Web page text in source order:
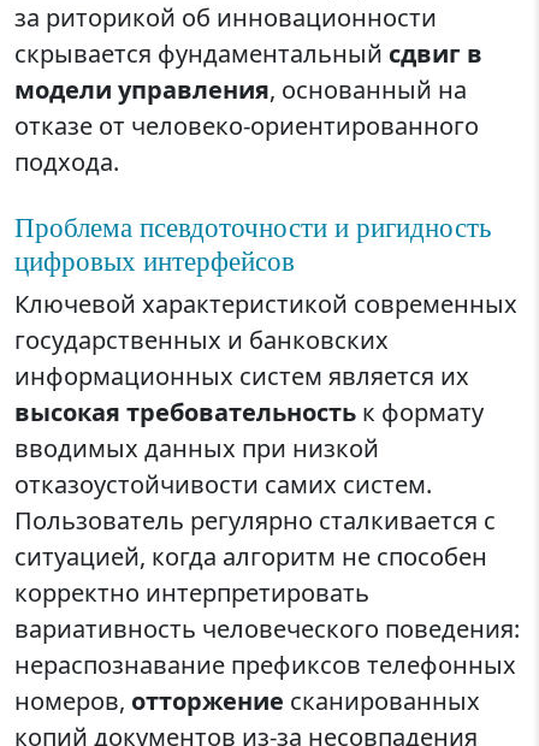
за риторикой об инновационности
скрывается фундаментальный сдвиг в
модели управления, основанный на
отказе от человеко-ориентированного
подхода.
Проблема псевдоточности и ригидность
цифровых интерфейсов
Ключевой характеристикой современных
государственных и банковских
информационных систем является их
высокая требовательность к формату
вводимых данных при низкой
отказоустойчивости самих систем.
Пользователь регулярно сталкивается с
ситуацией, когда алгоритм не способен
корректно интерпретировать
вариативность человеческого поведения:
нераспознавание префиксов телефонных
номеров, отторжение сканированных
копий документов из-за несовпадения